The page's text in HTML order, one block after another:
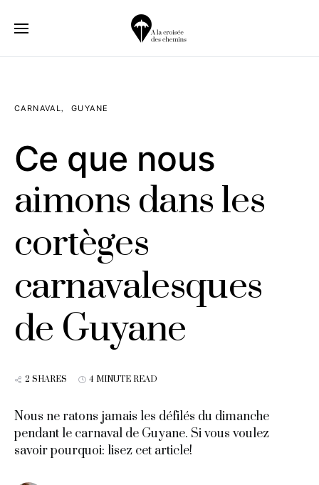
CARNAVAL GUYANE
Ce que nous
aimons dans les
cortèges
carnavalesques
de Guyane
2 SHARES 4 MINUTE READ
Nous ne ratons jamais les défilés du dimanche
pendant le carnaval de Guyane. Si vous voulez
savoir pourquoi: lisez cet article!